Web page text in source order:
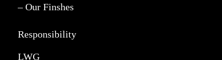
– Our Finshes
Responsibility
LWG